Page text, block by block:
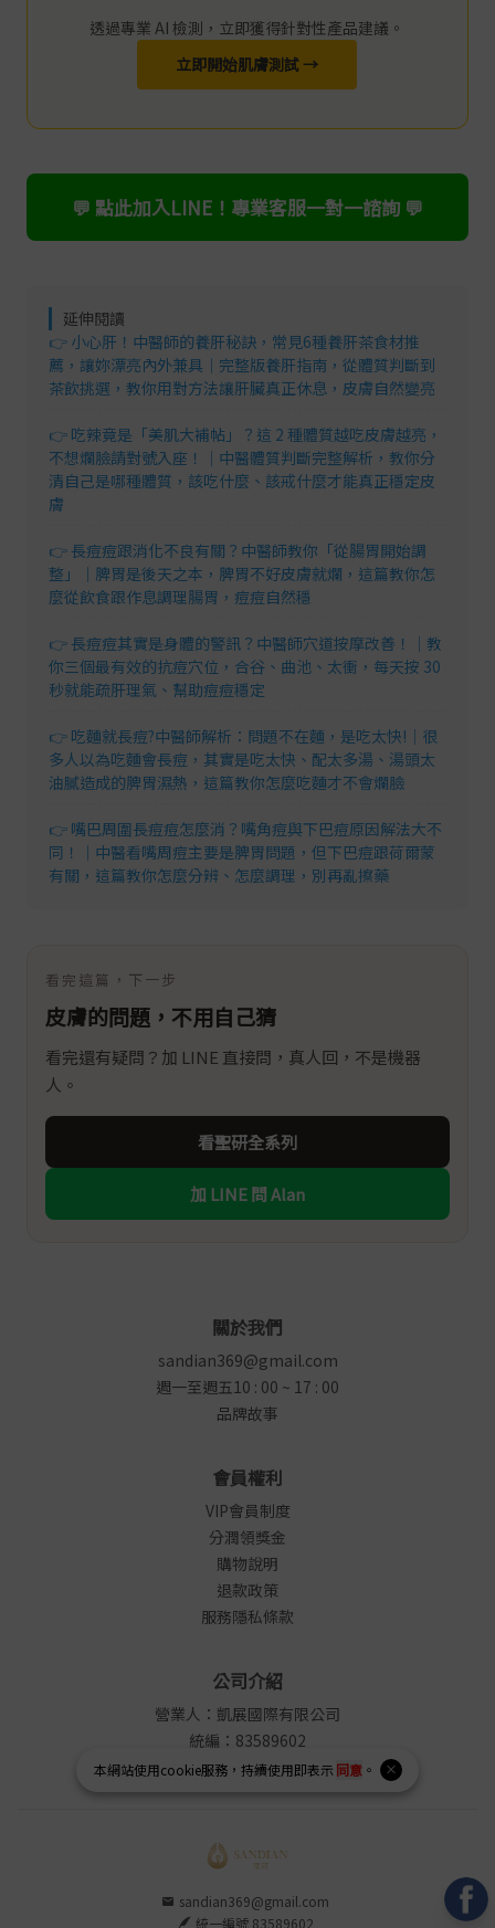
本網站使用cookie服務，持續使用即表示 同意。
透過專業 AI 檢測，立即獲得針對性產品建議。
立即開始肌膚測試 →
💬 點此加入LINE！專業客服一對一諮詢 💬
延伸閱讀
👉 小心肝！中醫師的養肝秘訣，常見6種養肝茶食材推
薦，讓妳漂亮內外兼具｜完整版養肝指南，從體質判斷到
茶飲挑選，教你用對方法讓肝臟真正休息，皮膚自然變亮
👉 吃辣竟是「美肌大補帖」？這 2 種體質越吃皮膚越亮，
不想爛臉請對號入座！｜中醫體質判斷完整解析，教你分
清自己是哪種體質，該吃什麼、該戒什麼才能真正穩定皮
膚
👉 長痘痘跟消化不良有關？中醫師教你「從腸胃開始調
整」｜脾胃是後天之本，脾胃不好皮膚就爛，這篇教你怎
麼從飲食跟作息調理腸胃，痘痘自然穩
👉 長痘痘其實是身體的警訊？中醫師穴道按摩改善！｜教
你三個最有效的抗痘穴位，合谷、曲池、太衝，每天按 30
秒就能疏肝理氣、幫助痘痘穩定
👉 吃麵就長痘?中醫師解析：問題不在麵，是吃太快!｜很
多人以為吃麵會長痘，其實是吃太快、配太多湯、湯頭太
油膩造成的脾胃濕熱，這篇教你怎麼吃麵才不會爛臉
👉 嘴巴周圍長痘痘怎麼消？嘴角痘與下巴痘原因解法大不
同！｜中醫看嘴周痘主要是脾胃問題，但下巴痘跟荷爾蒙
有關，這篇教你怎麼分辨、怎麼調理，別再亂擦藥
看完這篇，下一步
皮膚的問題，不用自己猜
看完還有疑問？加 LINE 直接問，真人回，不是機器
人。
看聖研全系列
加 LINE 問 Alan
關於我們
sandian369@gmail.com
週一至週五10 : 00 ~ 17 : 00
品牌故事
會員權利
VIP會員制度
分潤領獎金
購物說明
退款政策
服務隱私條款
公司介紹
營業人：凱展國際有限公司
統編：83589602
LINE ID : @sandian
sandian369@gmail.com
統一編號 83589602